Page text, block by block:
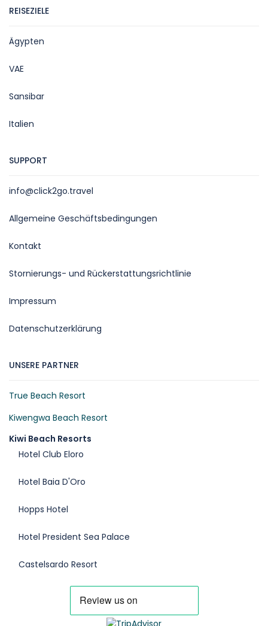
REISEZIELE
Ägypten
VAE
Sansibar
Italien
SUPPORT
info@click2go.travel
Allgemeine Geschäftsbedingungen
Kontakt
Stornierungs- und Rückerstattungsrichtlinie
Impressum
Datenschutzerklärung
UNSERE PARTNER
True Beach Resort
Kiwengwa Beach Resort
Kiwi Beach Resorts
Hotel Club Eloro
Hotel Baia D'Oro
Hopps Hotel
Hotel President Sea Palace
Castelsardo Resort